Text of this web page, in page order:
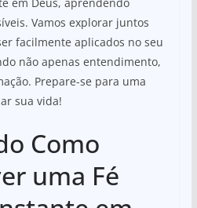
Vamos explorar juntos
facilmente aplicados no seu
não apenas entendimento,
Prepare-se para uma
sua vida!
Como
uma Fé